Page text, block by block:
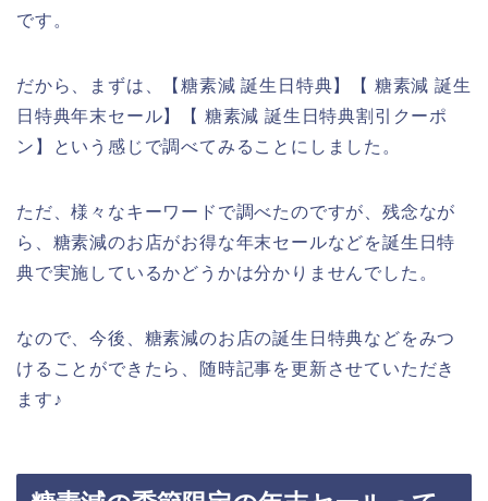
です。
だから、まずは、【糖素減 誕生日特典】【 糖素減 誕生
日特典年末セール】【 糖素減 誕生日特典割引クーポ
ン】という感じで調べてみることにしました。
ただ、様々なキーワードで調べたのですが、残念なが
ら、糖素減のお店がお得な年末セールなどを誕生日特
典で実施しているかどうかは分かりませんでした。
なので、今後、糖素減のお店の誕生日特典などをみつ
けることができたら、随時記事を更新させていただき
ます♪